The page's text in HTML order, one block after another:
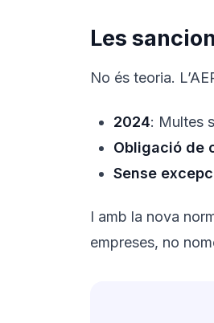
Les
No és teoria.
2024: Multes
Obligació de
Sense
I amb la nova
empreses, no